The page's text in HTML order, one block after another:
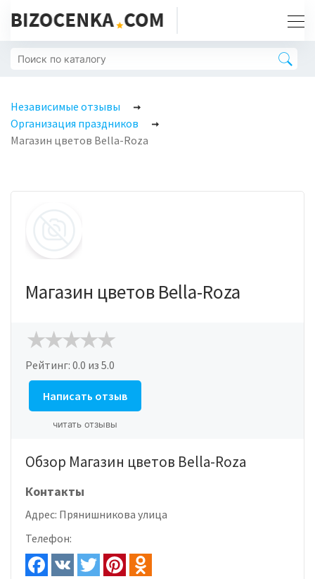
Независимые отзывы
Организация праздников
Магазин цветов Bella-Roza
Магазин цветов Bella-Roza
Рейтинг: 0.0 из 5.0
Написать отзыв
читать отзывы
Обзор Магазин цветов Bella-Roza
Контакты
Адрес: Прянишникова улица
Телефон: